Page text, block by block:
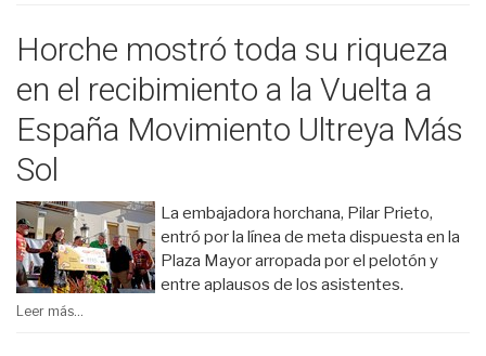
Horche mostró toda su riqueza
en el recibimiento a la Vuelta a
España Movimiento Ultreya Más
Sol
La embajadora horchana, Pilar Prieto,
entró por la línea de meta dispuesta en la
Plaza Mayor arropada por el pelotón y
entre aplausos de los asistentes.
Leer más...